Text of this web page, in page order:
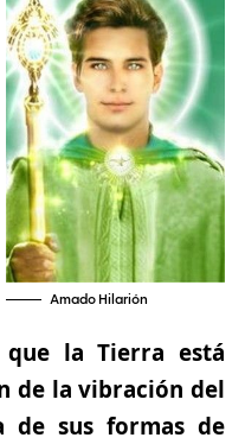
Amado Hilarión
que la Tierra está
de la vibración del
de sus formas de